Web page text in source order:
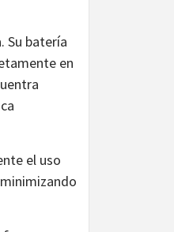
Su batería
en
el uso